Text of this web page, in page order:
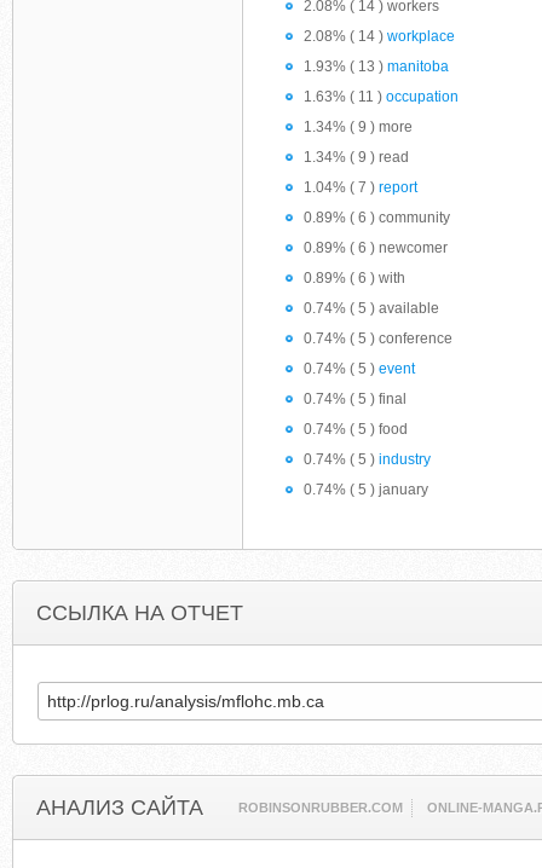
2.08% ( 14 ) workers
2.08% ( 14 ) workplace
1.93% ( 13 ) manitoba
1.63% ( 11 ) occupation
1.34% ( 9 ) more
1.34% ( 9 ) read
1.04% ( 7 ) report
0.89% ( 6 ) community
0.89% ( 6 ) newcomer
0.89% ( 6 ) with
0.74% ( 5 ) available
0.74% ( 5 ) conference
0.74% ( 5 ) event
0.74% ( 5 ) final
0.74% ( 5 ) food
0.74% ( 5 ) industry
0.74% ( 5 ) january
ССЫЛКА НА ОТЧЕТ
АНАЛИЗ САЙТА ROBINSONRUBBER.COM ONLINE-